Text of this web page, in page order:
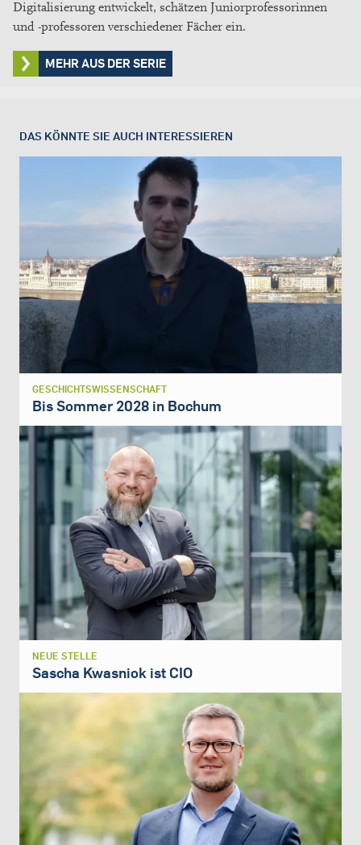
Digitalisierung entwickelt, schätzen Juniorprofessorinnen
und -professoren verschiedener Fächer ein.
MEHR AUS DER SERIE
DAS KÖNNTE SIE AUCH INTERESSIEREN
GESCHICHTSWISSENSCHAFT
Bis Sommer 2028 in Bochum
NEUE STELLE
Sascha Kwasniok ist CIO